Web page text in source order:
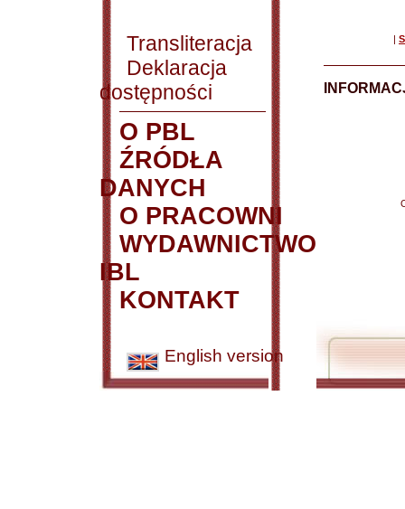
Transliteracja
Deklaracja
dostępności
O PBL
ŹRÓDŁA
DANYCH
O PRACOWNI
WYDAWNICTWO
IBL
KONTAKT
English version
|